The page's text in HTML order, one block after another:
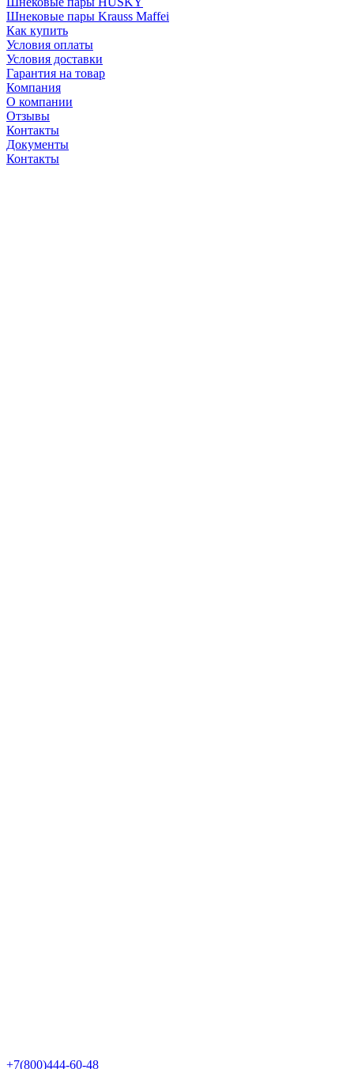
Шнековые пары Krauss Maffei
Как купить
Условия оплаты
Условия доставки
Гарантия на товар
Компания
О компании
Отзывы
Контакты
Документы
Контакты
+7(800)444-60-48